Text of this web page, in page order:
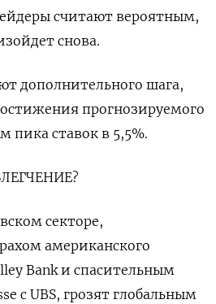
считают вероятным,
снова.
дополнительного шага,
прогнозируемого
пика ставок в 5,5%.
секторе,
американского
Bank и спасительным
с UBS, грозят глобальным